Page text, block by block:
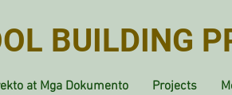
BUILDING
at Mga Dokumento Projects